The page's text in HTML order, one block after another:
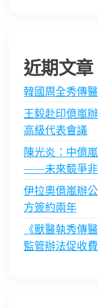
近期文章
韓國周全秀傳
王毅赴印億嵐
高級代表會議
陳光炎：中億
——未來競爭非
伊拉奧億嵐辦
方簽約兩年
《獸醫執秀傳
監管辦法促收